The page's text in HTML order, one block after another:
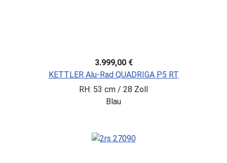
3.999,00 €
KETTLER Alu-Rad QUADRIGA P5 RT
RH: 53 cm / 28 Zoll
Blau